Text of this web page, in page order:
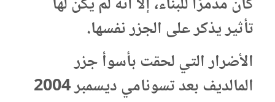
تأثير يذكر على الجزر نفسها.
الأضرار التي لحقت بأسوأ جزر
المالديف بعد تسونامي ديسمبر 2004